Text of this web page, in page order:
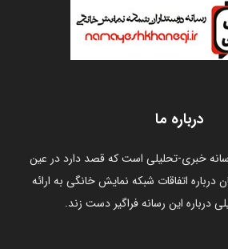
درباره ما
خبری-تحلیلی است که قصد دارد در عین
درباره اتفاقات شبکه نمایش خانگی به ارائه
درباره این رسانه فراگیر دست زند.